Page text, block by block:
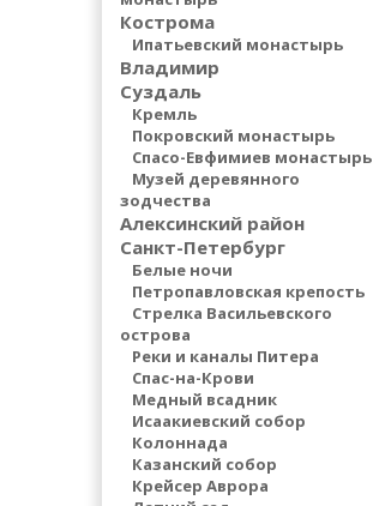
Кострома
Ипатьевский монастырь
Владимир
Суздаль
Кремль
Покровский монастырь
Спасо-Евфимиев монастырь
Музей деревянного
зодчества
Алексинский район
Санкт-Петербург
Белые ночи
Петропавловская крепость
Стрелка Васильевского
острова
Реки и каналы Питера
Спас-на-Крови
Медный всадник
Исаакиевский собор
Колоннада
Казанский собор
Крейсер Аврора